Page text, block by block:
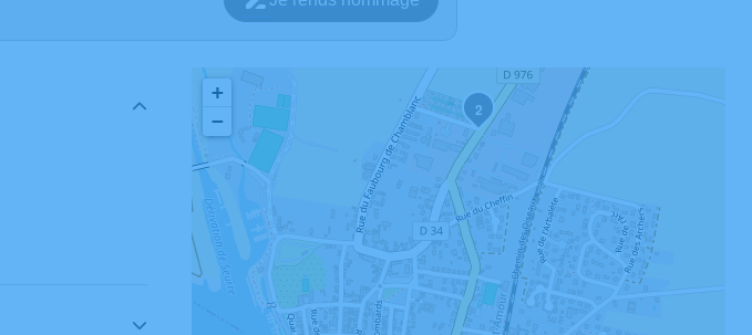
2
+
−